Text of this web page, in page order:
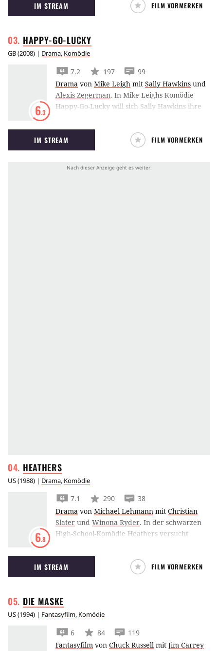
die Welt seine wahre Identität vergessen.
Aber dann gehen die Probleme erst richtig los.
IM STREAM FILM VORMERKEN
HAPPY-GO-LUCKY
GB(2008) | Drama, Komödie
6.3
7.2 197
99
Drama von Mike Leigh mit Sally Hawkins und
Alexis Zegerman. In Mike Leighs Komödie
Happy-Go-Lucky will sich Sally Hawkins ihre
IM STREAM FILM VORMERKEN
HEATHERS
US(1988) | Drama, Komödie
6.8
7.1 290
38
Drama von Michael Lehmann mit Christian
Slater und Winona Ryder. In der schwarzen
High-School-Komödie Heathers versucht
bösartigen Mädchenclique Anschluss zu
finden, bis es selbst ihr zu viel wird.
IM STREAM FILM VORMERKEN
DIE MASKE
US(1994) | Fantasyfilm, Komödie
6 84
119
Fantasyfilm von Chuck Russell mit Jim Carrey